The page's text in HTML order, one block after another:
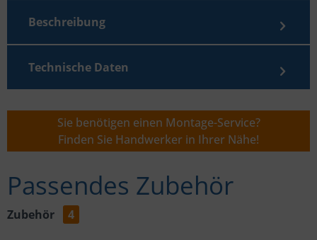
Sie benötigen einen Montage-Service?
Finden Sie Handwerker in Ihrer Nähe!
Passendes Zubehör
Zubehör 4
Beschreibung
Technische Daten